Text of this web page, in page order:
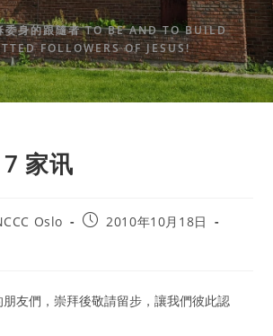
委身的跟隨者 TO BE AND TO BUILD
FOLLOWERS OF JESUS!
家讯
Oslo
Post2010年10月18日
友們，崇拜後敬請留步，讓我們彼此認